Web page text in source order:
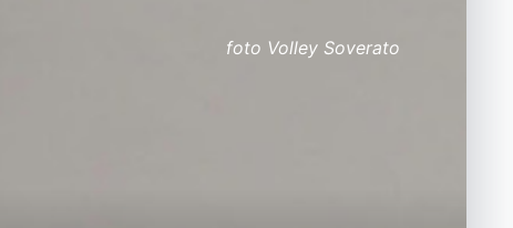
foto Volley Soverato